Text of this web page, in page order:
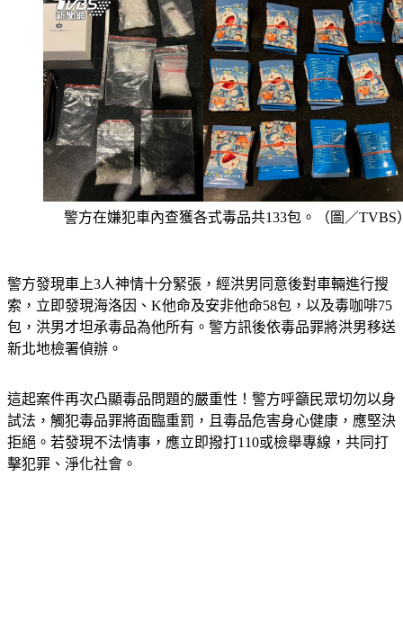
警方在嫌犯車內查獲各式毒品共133包。（圖／TVBS
警方發現車上3人神情十分緊張，經洪男同意後對車輛進行搜
索，立即發現海洛因、K他命及安非他命58包，以及毒咖啡75
包，洪男才坦承毒品為他所有。警方訊後依毒品罪將洪男移送
新北地檢署偵辦。
這起案件再次凸顯毒品問題的嚴重性！警方呼籲民眾切勿以身
試法，觸犯毒品罪將面臨重罰，且毒品危害身心健康，應堅決
拒絕。若發現不法情事，應立即撥打110或檢舉專線，共同打
擊犯罪、淨化社會。